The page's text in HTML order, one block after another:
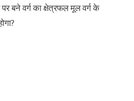
बने वर्ग का क्षेत्रफल मूल वर्ग के